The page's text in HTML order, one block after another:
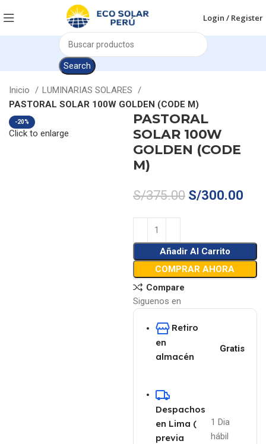
Login / Register
Search
Inicio
LUMINARIAS SOLARES
PASTORAL SOLAR 100W GOLDEN (CODE M)
-20%
Click to enlarge
PASTORAL
SOLAR 100W
GOLDEN (CODE
M)
S/375.00 S/300.00
Añadir Al Carrito
COMPRAR AHORA
Compare
Siguenos en
Retiro
en
almacén
Gratis
Despachos
en Lima (
previa
1 Dia
hábil